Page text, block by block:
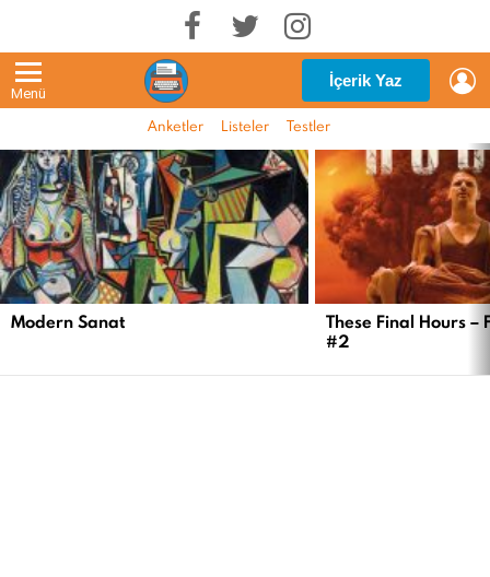
Menü
İçerik Yaz
Anketler Listeler Testler
EN
YENI
İÇERIKLER
Modern Sanat
These Final Hours –
#2